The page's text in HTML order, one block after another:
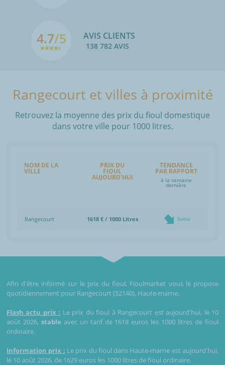
4.7/5 AVIS CLIENTS
138 782 AVIS
Rangecourt et villes à proximité
Retrouvez la moyenne des prix du fioul domestique
dans votre ville pour 1000 litres.
NOM DE LA
VILLE
PRIX DU
FIOUL
AUJOURD'HUI
TENDANCE
PAR RAPPORT
à la semaine
dernière
Rangecourt 1618 € / 1000 Litres Baisse
Afin d'être informé sur le prix du fioul, Fioulmarket vous le propose
quotidiennement pour Rangecourt (52140), Haute-marne.
Flash actu prix : Le prix du fioul à Rangecourt est aujourd'hui, le 10
août 2026, stable avec un tarif de 1618 euros les 1000 litres de fioul
ordinaire.
Information prix : Le prix du fioul dans Haute-marne est aujourd'hui,
le 10 août 2026, de 1629 euros les 1000 litres de fioul ordinaire.